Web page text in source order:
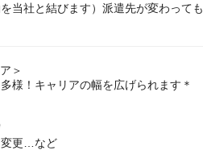
当社と結びます）派遣先が変わっても
＞
様！キャリアの幅を広げられます＊
変更…など